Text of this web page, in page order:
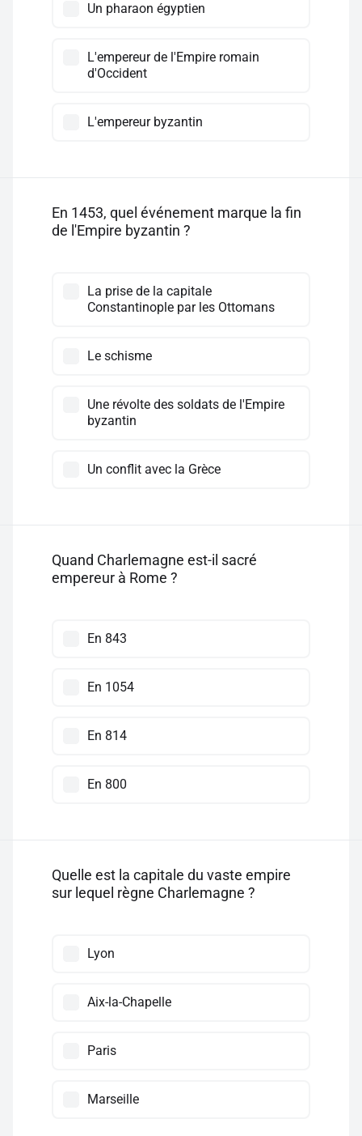
Un pharaon égyptien
L'empereur de l'Empire romain
d'Occident
L'empereur byzantin
En 1453, quel événement marque la fin
de l'Empire byzantin ?
La prise de la capitale
Constantinople par les Ottomans
Le schisme
Une révolte des soldats de l'Empire
byzantin
Un conflit avec la Grèce
Quand Charlemagne est-il sacré
empereur à Rome ?
En 843
En 1054
En 814
En 800
Quelle est la capitale du vaste empire
sur lequel règne Charlemagne ?
Lyon
Aix-la-Chapelle
Paris
Marseille